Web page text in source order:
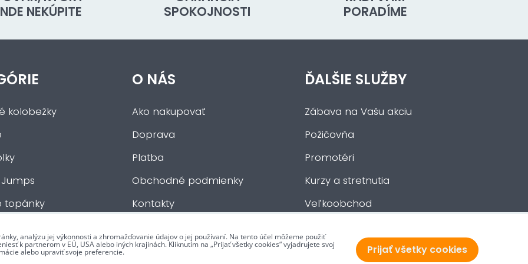
NEKÚPITE
SPOKOJNOSTI
PORADÍME
kolobežky
topánky
O NÁS
Ako nakupovať
Doprava
Platba
Obchodné podmienky
Kontakty
ĎALŠIE SLUŽBY
Zábava na Vašu akciu
Požičovňa
Promotéri
Kurzy a stretnutia
Veľkoobchod
analýzu jej výkonnosti a zhromažďovanie údajov o jej používaní. Na tento účel môžeme použiť
k partnerom v EÚ, USA alebo iných krajinách. Kliknutím na „Prijať všetky cookies“ vyjadrujete svoj
alebo upraviť svoje preferencie. Prijať všetky cookies